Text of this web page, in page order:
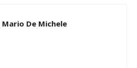
Mario De Michele